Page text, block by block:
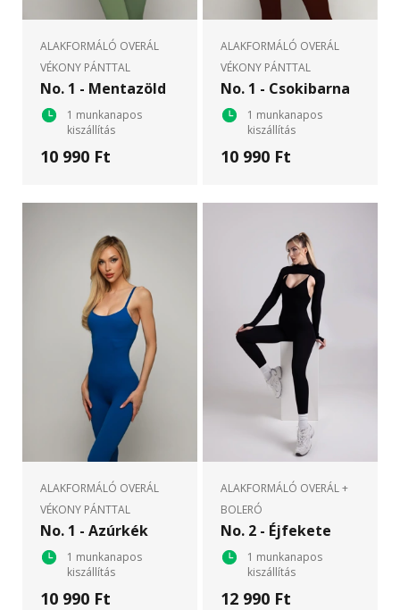
ALAKFORMÁLÓ OVERÁL
VÉKONY PÁNTTAL
No. 1 - Mentazöld
1 munkanapos
kiszállítás
10 990 Ft
ALAKFORMÁLÓ OVERÁL
VÉKONY PÁNTTAL
No. 1 - Csokibarna
1 munkanapos
kiszállítás
10 990 Ft
ALAKFORMÁLÓ OVERÁL
VÉKONY PÁNTTAL
No. 1 - Azúrkék
1 munkanapos
kiszállítás
10 990 Ft
ALAKFORMÁLÓ OVERÁL +
BOLERÓ
No. 2 - Éjfekete
1 munkanapos
kiszállítás
12 990 Ft